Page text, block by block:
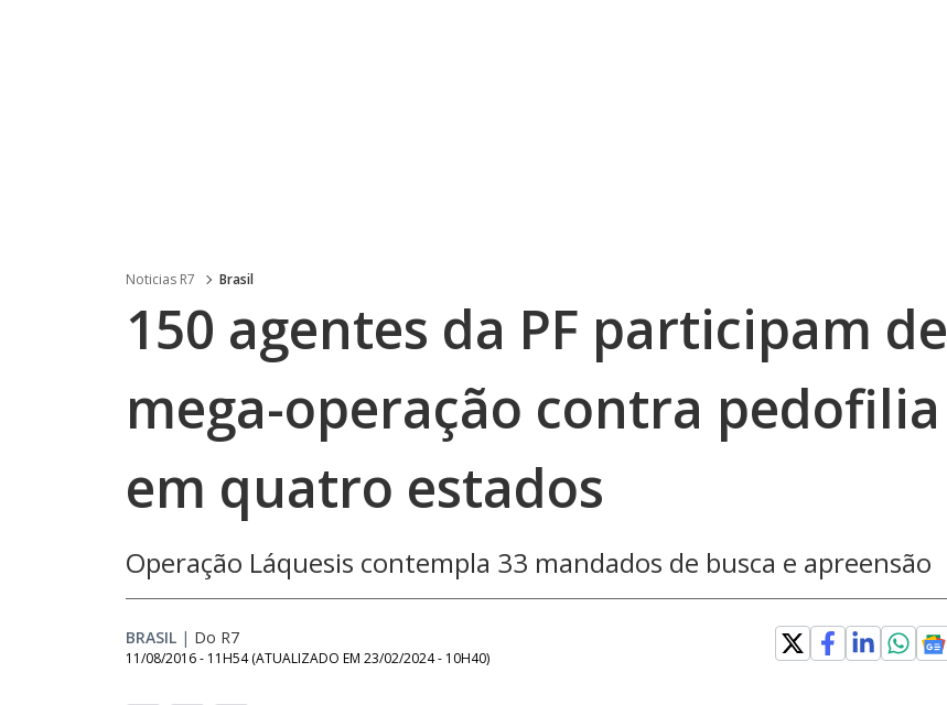
Noticias R7 Brasil
150 agentes da PF participam de
mega-operação contra pedofilia
em quatro estados
Operação Láquesis contempla 33 mandados de busca e apreensão
BRASIL | Do R7
11/08/2016 - 11H54 (ATUALIZADO EM 23/02/2024 - 10H40)